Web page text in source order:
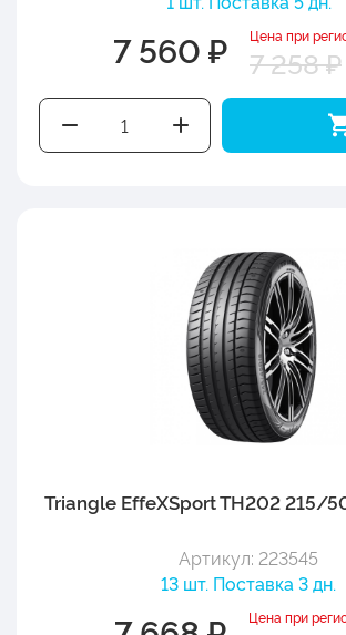
7 560 ₽ Цена при
7 258 ₽
Triangle EffeXSport TH202 215/
Артикул: 223545
13 шт. Поставка 3 дн.
Цена при